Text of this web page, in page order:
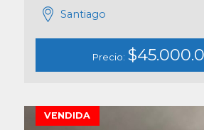
Santiago
Precio:
VENDIDA